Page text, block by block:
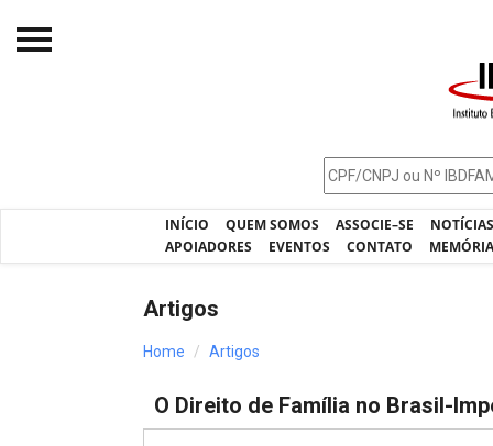
INÍCIO QUEM SOMOS ASSOCIE–SE
APOIADORES
EVENTOS CONTATO
Artigos
Home Artigos
O Direito de Família no Brasil-